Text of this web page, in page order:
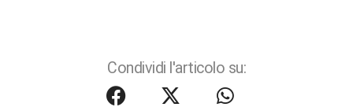
Condividi l'articolo su: